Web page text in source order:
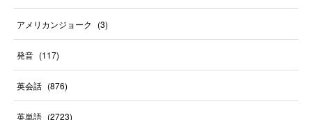
アメリカンジョーク (3)
発音 (117)
英会話 (876)
英単語 (2723)